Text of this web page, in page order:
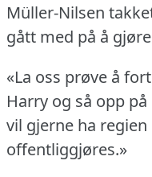
Müller-Nilsen
gått med på å
«La oss prøve å
Harry og så opp
vil gjerne ha
offentliggjøres.»